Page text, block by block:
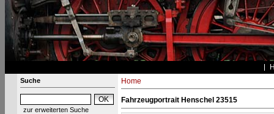
Suche
zur erweiterten Suche
Home
Fahrzeugportrait Henschel 23515